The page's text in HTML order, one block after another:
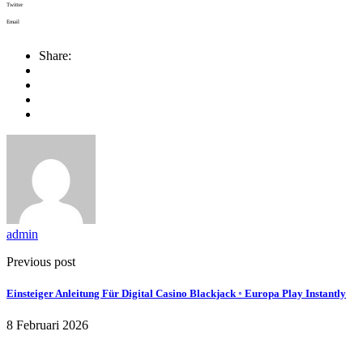
Twitter
Email
Share:
admin
Previous post
Einsteiger Anleitung Für Digital Casino Blackjack ◦ Europa Play Instantly
8 Februari 2026